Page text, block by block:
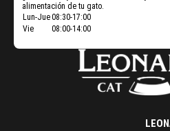
alimentación de tu gato.
Öffnungszeiten
Lun-Jue08:30-17:00
Vie
08:00-14:00